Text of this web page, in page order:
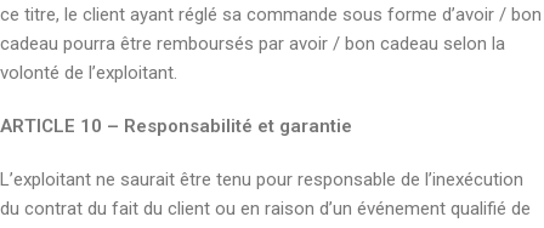
ce titre, le client ayant réglé sa commande sous forme d’avoir / bon
cadeau pourra être remboursés par avoir / bon cadeau selon la
volonté de l’exploitant.
ARTICLE 10 – Responsabilité et garantie
L’exploitant ne saurait être tenu pour responsable de l’inexécution
du contrat du fait du client ou en raison d’un événement qualifié de